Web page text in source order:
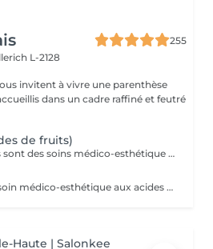
255
L-2128
invitent à vivre une parenthèse
de fruits)
Nos Peelings Superficiels sont des soins médico-esthétique aux acides de fruits qui agissent par une exfoliation chimique controlée des couches supérieurs de la peau afin de stimuler et accélérer le renouvellement cellulaire. En éliminant les cellules mortes de la surface cutanée, ce traitement permet d'unifier le teint, d'atténuer les imperfections et de redonner de l'éclat à la peau. AVANTAGES DU PEELING - Favoriser la création de collagène et d'élastine pour restaurer la fermeté et la souplesse de la peau - Réduction des rides profondes, poches et cernes - Amélioration de l'hydratation - Stimuler la microcirculation - Atténuer les rougeurs présentes - Atténuer les cicatrices d'acné - Affiner le grain de peau - Diminution des pores dilatés, points noirs, comédons - Éclat immédiat du teint PRÉCAUTIONS OBLIGATOIRES - PAS D'ÉPILATION sur la ZONE à traiter 5 jours avant - PAS DE RASAGE pour les hommes 48h avant - Irritations, rougeurs, voire légères croûtes à prévoir pendant 5 à 7 jours (peel expert) - Utilisation OBLIGATOIRE d'une crème ANTI-SOLAIRE pendant 10 jours, matin, midi, soir CONTRE-INDICATIONS - Grossesse/allaitement - Exposition solaire récente ou prévue (48h avant à 7 jours après le soin) - Traitement lourd : chimio (attendre 1 an post chimio) ou antibiotique (attendre 6 mois) - Prise d'anticoagulant, anti-inflammatoire + de 5 jours - Traitements dermatologiques en cours (type Roaccutane) - Allergie aux acides de fruits, fruits à coque ou à l'aspirine - Dermabrasion médicale - Injection de botox ou acide hyaluronique (attendre 1 mois) - Maladies auto-immunes (diabète) - Cicatrices chéloïdes
Le peeling visage est un soin médico-esthétique aux acides de fruits qui consiste à appliquer une solution exfoliante sur la peau afin de stimuler et accélérer le renouvellement cellulaire. En éliminant les cellules mortes de la surface cutanée, ce traitement permet d'unifier le teint, d'atténuer les imperfections et de redonner de l'éclat à la peau. AVANTAGES DU PEELING - Favoriser la création de collagène et d'élastine pour restaurer la fermeté et la souplesse de la peau - Réduction des rides profondes, poches et cernes - Amélioration de l'hydratation - Stimuler la microcirculation - Atténuer les rougeurs présentes - Atténuer les cicatrices d'acné - Affiner le grain de peau - Diminution des pores dilatés, points noirs, comédons - Éclat immédiat du teint PRÉCAUTIONS OBLIGATOIRES - PAS D'ÉPILATION sur la ZONE à traiter 5 jours avant - PAS DE RASAGE pour les hommes 48h avant - Irritations, rougeurs, voire légères croûtes à prévoir pendant 5 à 7 jours (peel expert) - Utilisation OBLIGATOIRE d'une crème ANTI-SOLAIRE pendant 10 jours, matin, midi, soir CONTRE-INDICATIONS - Grossesse/allaitement - Exposition solaire récente ou prévue (48h avant à 7 jours après le soin) - Traitement lourd : chimio (attendre 1 an post chimio) ou antibiotique (attendre 6 mois) - Prise d'anticoagulant, anti-inflammatoire + de 5 jours - Traitements dermatologiques en cours (type Roaccutane) - Allergie aux acides de fruits, fruits à coque ou à l'aspirine - Dermabrasion médicale - Injection de botox ou acide hyaluronique (attendre 1 mois) - Maladies auto-immunes (diabète) - Cicatrices chéloïdes